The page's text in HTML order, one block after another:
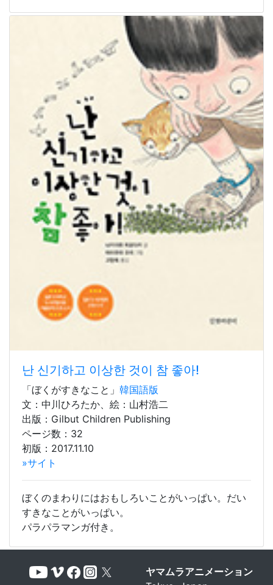
난 신기하고 이상한 것이 참 좋아!
「ぼくがすきなこと」 韓国語版
文：中川ひろたか、絵：山村浩二
出版：Gilbut Children Publishing
ページ数：32
初版：2017.11.10
»サイト
ぼくのまわりにはおもしろいことがいっぱい。だい
すきなことがいっぱい。
パラパラマンガ付き。
ヤマムラアニメーション